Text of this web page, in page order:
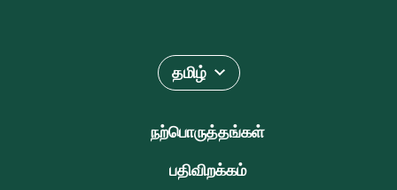
தமிழ்
நற்பொருத்தங்கள்
பதிவிறக்கம்